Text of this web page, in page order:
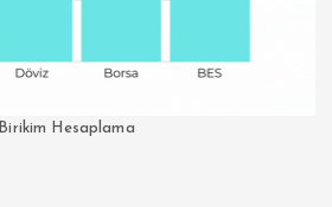
Birikim Hesaplama